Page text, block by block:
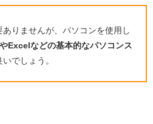
りませんが、パソコンを使用し
やExcelなどの基本的なパソコンス
でしょう。